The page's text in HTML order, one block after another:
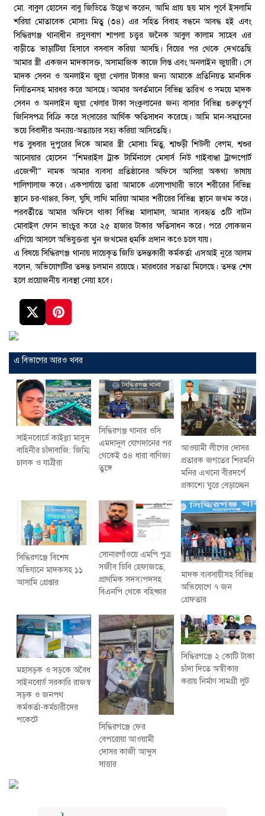
মো. বাবুল হোসেন বাবু জিডিতে উল্লেখ করেন, আমি প্রায় ছয় মাস পূর্বে ইসলামি
শরিয়া মোতাবেক মোসাঃ মিতু (৩৪) এর সহিত বিবাহ বন্ধনে আবদ্ধ হই এবং
সিদ্ধিরগঞ্জ থানাধীন রসুলবাগ শাপলা চত্ত্বর জনৈক আবুল কালাম সাহেব এর
বাড়ীতে ভাড়াটিয়া হিসাবে বসবাস করিয়া আসছি। বিয়ের পর থেকে দেখতেছি
আমার স্ত্রী একজন মাদকাসক্ত, অসামাজিক কাজে লিপ্ত এবং অনলাইন জুয়ারী। সে
মাদক সেবন ও অনলাইন জুয়া খেলার টাকার জন্য আমাকে প্রতিনিয়ত মানষিক
নির্যাতনসহ মারধর করে আসছে। আমার অবর্তমানে বিভিন্ন তারিখ ও সময়ে মাদক
সেবন ও অনলাইন জুয়া খেলার টাকা সংকুলানের জন্য বাসার বিভিন্ন গুরুত্বপূর্ণ
জিনিসপত্র বিক্রি করে সংসারের আর্থিক ক্ষতিসাধন করেছে। আমি মান-সম্মানের
ভয়ে বিবাদীর অন্যায়-অত্যাচার সহ্য করিয়া আসিতেছি।
গত বুধবার দুপুরের দিকে আমার স্ত্রী মোসাঃ মিতু, শ্বাশুড়ী শিউলী বেগম, শ্বশুর
আনোয়ার হোসেন “শিমরাইল ট্রাক টার্মিনালে মেসার্স নিউ গাইবান্ধা ট্রান্সপোর্ট
এজেন্সী” নামক আমার ব্যবসা প্রতিষ্ঠানের অফিসে আসিয়া অকথ্য ভাষায়
গালিগালাজ করে। একপার্যায়ে তারা আমাকে এলোপাথারী ভাবে শরীরের বিভিন্ন
স্থানে চর-থাপ্পর, কিল, ঘুষি, লাথি মারিয়া আমার শরীরের বিভিন্ন স্থানে জখম করে।
পরবর্তীতে আমার অফিসে থাকা বিভিন্ন মালামাল, আমার ব্যবহৃত ৩টি বাটন
মোবাইল ফোন ভাংচুর করে ২৫ হাজার টাকার ক্ষতিসাধন করে। পরে লোকজন
এগিয়ে আসলে অভিযুক্তরা খুন জখমের হুমকি প্রদান কওে চলে যায়।
এ বিষয়ে সিদ্ধিরগঞ্জ থানায় দায়েকৃত জিডি তদন্তকারী কর্মকর্তা এসআই নুরে আলম
বলেন, অভিযোগটির তদন্ত চলমান রয়েছে। মারধরের সত্যতা মিলেছে। তদন্ত শেষ
হলে প্রয়োজনীয় ব্যবস্থা নেয়া হবে।
এ বিভাগের আরও খবর
সাইনবোর্ডে কাইল্লা মাসুদ
বাহিনীর চাঁদাবাজি: জিম্মি
চালক ও যাত্রীরা
সিদ্ধিরগঞ্জ থানার ওসি
এমদাদুল যোগদানের পর
থেকেই ৩৪ ধারা বাণিজ্য
তুঙ্গে
আওয়ামী লীগের দোসর
প্রতারক জগতের শিরমনি
মনির এখনো বীরদর্পে
প্রকাশ্যে ঘুরে বেড়াচ্ছেন
সিদ্ধিরগঞ্জে বিশেষ
অভিযানে মাদকসহ ১১
আসামি গ্রেপ্তার
সোনারগাঁওয়ে এমপি পুত্র
সজীব ডিবি হেফাজতে,
প্রাথমিক সদস্যপদসহ
বিএনপি থেকে বহিষ্কার
মাদক ব্যবসায়ীসহ বিভিন্ন
অভিযোগে ৭ জন
গ্রেফতার
মহাসড়ক ও সড়কে অবৈধ
সাইনবোর্ড সরকারি রাজস্ব
সড়ক ও জনপথ
কর্মকর্তা-কর্মচারীদের
পকেটে
সিদ্ধিরগঞ্জে ফের
বেপরোয়া আওয়ামী
দোসর কাজী আব্দুস
সাত্তার
সিদ্ধিরগঞ্জে ২ কোটি টাকা
চাঁদা দিতে অস্বীকার
করায় নির্মাণ সামগ্রী লুট